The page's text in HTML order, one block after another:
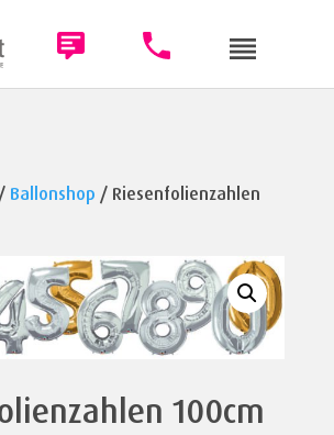
/ Ballonshop / Riesenfolienzahlen
100cm